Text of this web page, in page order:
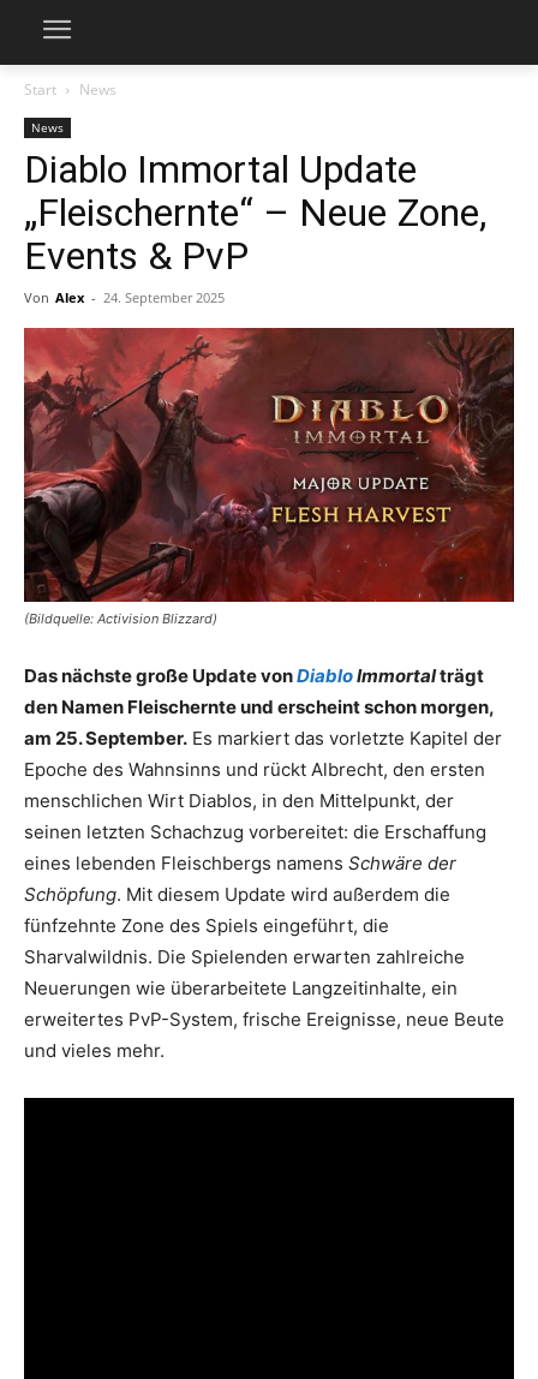
Start News
News
Diablo Immortal Update
„Fleischernte“ – Neue Zone,
Events & PvP
Von Alex - 24. September 2025
(Bildquelle: Activision Blizzard)
Das nächste große Update vonDiabloImmortalträgt
den Namen Fleischernte und erscheint schon morgen,
am 25. September. Es markiert das vorletzte Kapitel der
Epoche des Wahnsinns und rückt Albrecht, den ersten
menschlichen Wirt Diablos, in den Mittelpunkt, der
seinen letzten Schachzug vorbereitet: die Erschaffung
eines lebenden Fleischbergs namens Schwäre der
Schöpfung. Mit diesem Update wird außerdem die
fünfzehnte Zone des Spiels eingeführt, die
Sharvalwildnis. Die Spielenden erwarten zahlreiche
Neuerungen wie überarbeitete Langzeitinhalte, ein
erweitertes PvP-System, frische Ereignisse, neue Beute
und vieles mehr.